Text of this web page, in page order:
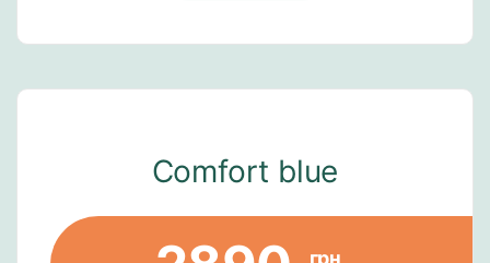
Comfort blue
грн